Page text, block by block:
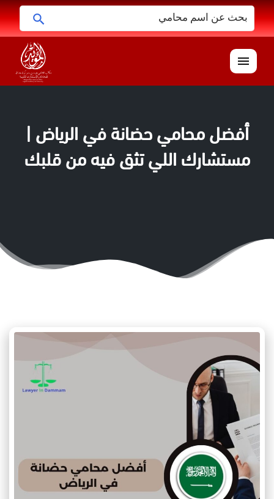
البحث
عن:
القائمة
أفضل محامي حضانة في الرياض |
مستشارك اللي تثق فيه من قلبك